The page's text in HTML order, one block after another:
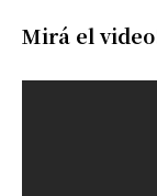
Mirá el